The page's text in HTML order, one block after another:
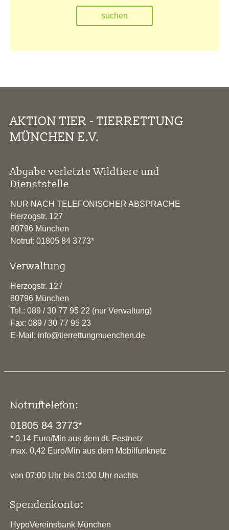
AKTION TIER - TIERRETTUNG
MÜNCHEN E.V.
Abgabe verletzte Wildtiere und
Dienststelle
NUR NACH TELEFONISCHER ABSPRACHE
Herzogstr. 127
80796 München
Notruf: 01805 84 3773*
Verwaltung
Herzogstr. 127
80796 München
Tel.: 089 / 30 77 95 22 (nur Verwaltung)
Fax: 089 / 30 77 95 23
E-Mail: info@tierrettungmuenchen.de
Notruftelefon:
01805 84 3773*
* 0,14 Euro/Min aus dem dt. Festnetz
max. 0,42 Euro/Min aus dem Mobilfunknetz
von 07:00 Uhr bis 01:00 Uhr nachts
Spendenkonto:
HypoVereinsbank München